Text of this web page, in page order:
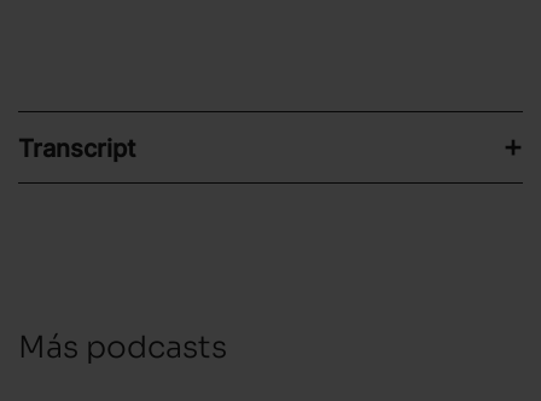
Transcript
Más podcasts